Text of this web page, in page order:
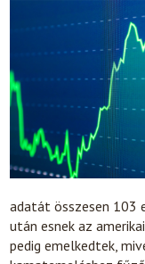
adatát összesen 103
után esnek az
pedig emelkedtek,